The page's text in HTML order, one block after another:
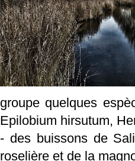
groupe quelques
Epilobium hirsutum,
- des buissons de
roselière et de la